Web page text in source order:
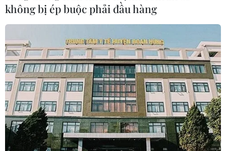
Chuyển đổi số sẽ đem lại 1,1% tăng trưởng
GDP mỗi năm cho Việt Nam
10/04/2023 05:25
Chính phủ đã và đang đẩy mạnh sử dụng hệ thống
thanh toán trực tuyến của Cổng Dịch vụ công quốc gia
không bị ép buộc phải đầu hàng